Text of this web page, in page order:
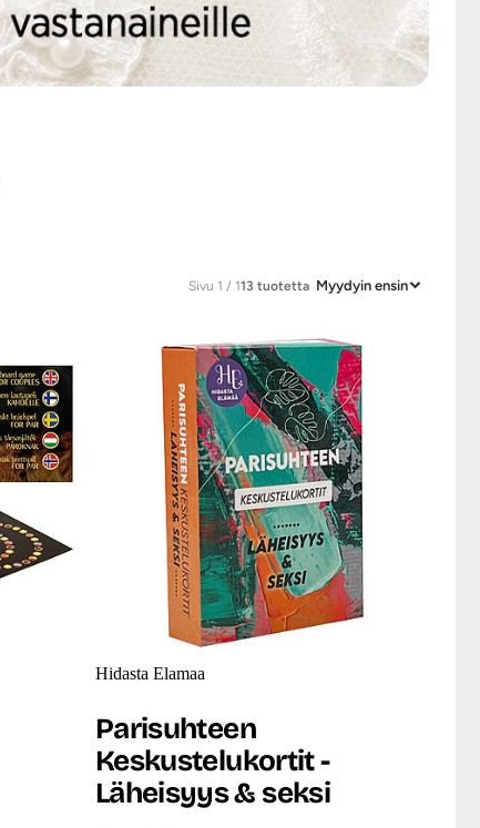
Sivu 1 / 113 tuotetta Myydyin ensin
Hidasta Elamaa
Parisuhteen
Keskustelukortit -
Läheisyys & seksi